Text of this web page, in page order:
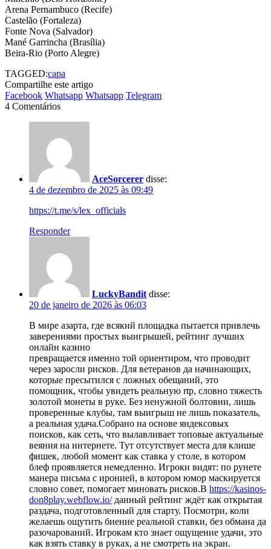
Arena Pernambuco (Recife)
Castelão (Fortaleza)
Fonte Nova (Salvador)
Mané Garrincha (Brasília)
Beira-Rio (Porto Alegre)
TAGGED:capa
Compartilhe este artigo
Facebook Whatsapp Whatsapp Telegram
4 Comentários
AceSorcerer disse:
4 de dezembro de 2025 às 09:49
https://t.me/s/lex_officials
Responder
LuckyBandit disse:
20 de janeiro de 2026 às 06:03
В мире азарта, где всякий площадка пытается привлечь
заверениями простых выигрышей, рейтинг лучших
онлайн казино
превращается именно той ориентиром, что проводит
через заросли рисков. Для ветеранов да начинающих,
которые пресытился с ложных обещаний, это
помощник, чтобы увидеть реальную rtp, словно тяжесть
золотой монеты в руке. Без ненужной болтовни, лишь
проверенные клубы, там выигрыш не лишь показатель,
а реальная удача.Собрано на основе яндексовых
поисков, как сеть, что вылавливает топовые актуальные
веяния на интернете. Тут отсутствует места для клише
фишек, любой момент как ставка у столе, в котором
блеф проявляется немедленно. Игроки видят: по рунете
манера письма с иронией, в котором юмор маскируется
словно совет, помогает миновать рисков.В https://kasinos-
don8play.webflow.io/данный рейтинг ждёт как открытая
раздача, подготовленный для старту. Посмотри, коли
желаешь ощутить биение реальной ставки, без обмана да
разочарований. Игрокам кто знает ощущение удачи, это
как взять ставку в руках, а не смотреть на экран.